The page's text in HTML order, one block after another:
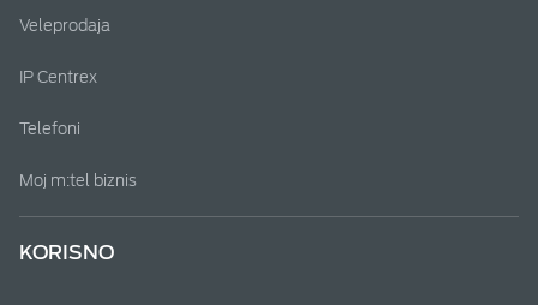
Veleprodaja
IP Centrex
Telefoni
Moj m:tel biznis
KORISNO